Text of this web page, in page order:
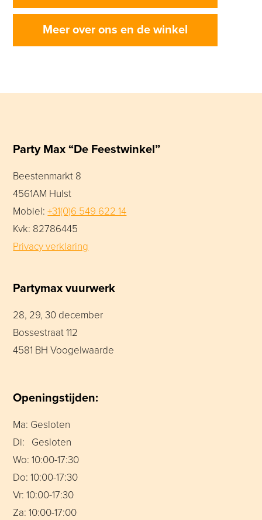
Meer over ons en de winkel
Party Max “De Feestwinkel”
Beestenmarkt 8
4561AM Hulst
Mobiel:+31(0)6 549 622 14
Kvk: 82786445
Privacy verklaring
Partymax vuurwerk
28, 29, 30 december
Bossestraat 112
4581 BH Voogelwaarde
Openingstijden:
Ma: Gesloten
Di: Gesloten
Wo: 10:00-17:30
Do: 10:00-17:30
Vr: 10:00-17:30
Za: 10:00-17:00